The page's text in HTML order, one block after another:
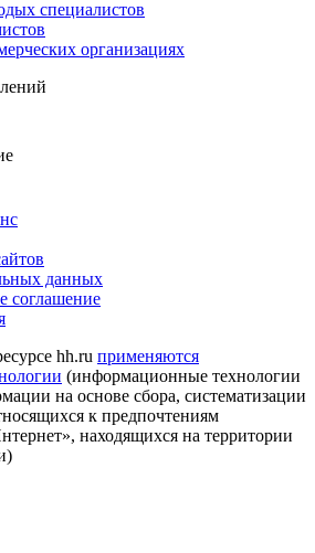
специалистов
организациях
данных
соглашение
hh.ru применяются
(информационные технологии
на основе сбора, систематизации
к предпочтениям
находящихся на территории